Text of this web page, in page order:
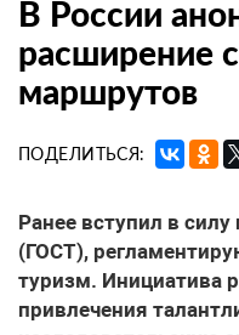
В России
расширение
маршрутов
ПОДЕЛИТЬСЯ:
Ранее вступил в
(ГОСТ),
туризм. Инициатива
привлечения